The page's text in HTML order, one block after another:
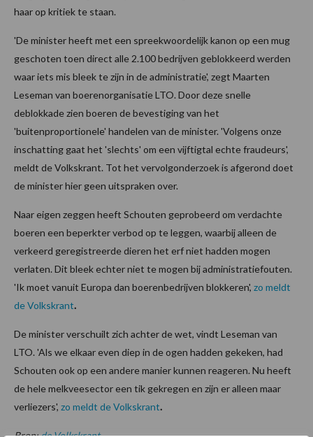
haar op kritiek te staan.
'De minister heeft met een spreekwoordelijk kanon op een mug
geschoten toen direct alle 2.100 bedrijven geblokkeerd werden
waar iets mis bleek te zijn in de administratie', zegt Maarten
Leseman van boerenorganisatie LTO. Door deze snelle
deblokkade zien boeren de bevestiging van het
'buitenproportionele' handelen van de minister. 'Volgens onze
inschatting gaat het 'slechts' om een vijftigtal echte fraudeurs',
meldt de Volkskrant. Tot het vervolgonderzoek is afgerond doet
de minister hier geen uitspraken over.
Naar eigen zeggen heeft Schouten geprobeerd om verdachte
boeren een beperkter verbod op te leggen, waarbij alleen de
verkeerd geregistreerde dieren het erf niet hadden mogen
verlaten. Dit bleek echter niet te mogen bij administratiefouten.
'Ik moet vanuit Europa dan boerenbedrijven blokkeren', zo meldt
de Volkskrant.
De minister verschuilt zich achter de wet, vindt Leseman van
LTO. 'Als we elkaar even diep in de ogen hadden gekeken, had
Schouten ook op een andere manier kunnen reageren. Nu heeft
de hele melkveesector een tik gekregen en zijn er alleen maar
verliezers', zo meldt de Volkskrant.